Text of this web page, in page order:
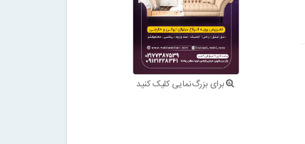
برای بزرگ‌نمایی کلیک کنید